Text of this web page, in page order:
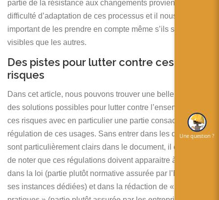
partie de la résistance aux changements provient de la
difficulté d’adaptation de ces processus et il nous semble
important de les prendre en compte même s’ils sont moins
visibles que les autres.
Des pistes pour lutter contre ces
risques
Dans cet article, nous pouvons trouver une belle synthèse
des solutions possibles pour lutter contre l’ensemble de
ces risques avec en particulier une partie consacrée à la
régulation de ces usages. Sans entrer dans les détails qui
sont particulièrement clairs dans le document, il convient
de noter que ces régulations doivent apparaitre à la fois
dans la loi (partie plutôt normative assurée par l’Europe et
ses instances dédiées) et dans la rédaction de « bonnes
Une question ?